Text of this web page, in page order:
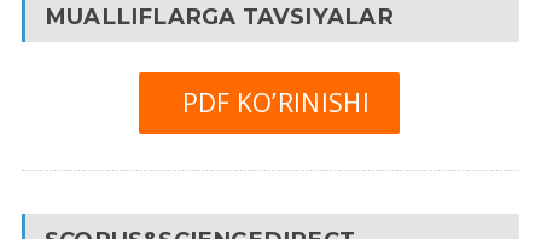
MUALLIFLARGA TAVSIYALAR
PDF KO’RINISHI